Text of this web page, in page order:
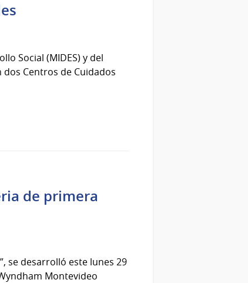
Social (MIDES) y del
Centros de Cuidados
de primera
se desarrolló este lunes 29
Montevideo